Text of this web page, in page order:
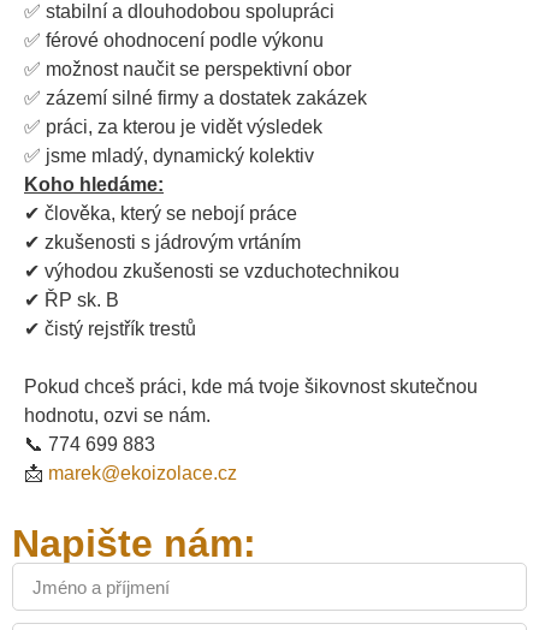
✅ stabilní a dlouhodobou spolupráci
✅ férové ohodnocení podle výkonu
✅ možnost naučit se perspektivní obor
✅ zázemí silné firmy a dostatek zakázek
✅ práci, za kterou je vidět výsledek
✅ jsme mladý, dynamický kolektiv
Koho hledáme:
✔ člověka, který se nebojí práce
✔ zkušenosti s jádrovým vrtáním
✔ výhodou zkušenosti se vzduchotechnikou
✔ ŘP sk. B
✔ čistý rejstřík trestů
Pokud chceš práci, kde má tvoje šikovnost skutečnou
hodnotu, ozvi se nám.
📞 774 699 883
📩 marek@ekoizolace.cz
Napište nám: